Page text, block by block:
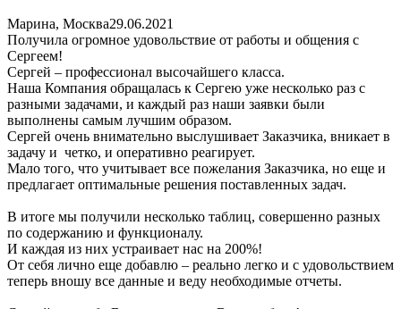
Марина, Москва29.06.2021
Получила огромное удовольствие от работы и общения с
Сергеем!
Сергей – профессионал высочайшего класса.
Наша Компания обращалась к Сергею уже несколько раз с
разными задачами, и каждый раз наши заявки были
выполнены самым лучшим образом.
Сергей очень внимательно выслушивает Заказчика, вникает в
задачу и четко, и оперативно реагирует.
Мало того, что учитывает все пожелания Заказчика, но еще и
предлагает оптимальные решения поставленных задач.
В итоге мы получили несколько таблиц, совершенно разных
по содержанию и функционалу.
И каждая из них устраивает нас на 200%!
От себя лично еще добавлю – реально легко и с удовольствием
теперь вношу все данные и веду необходимые отчеты.